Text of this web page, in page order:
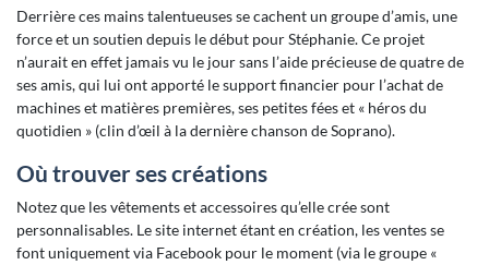
Derrière ces mains talentueuses se cachent un groupe d’amis, une
force et un soutien depuis le début pour Stéphanie. Ce projet
n’aurait en effet jamais vu le jour sans l’aide précieuse de quatre de
ses amis, qui lui ont apporté le support financier pour l’achat de
machines et matières premières, ses petites fées et « héros du
quotidien » (clin d’œil à la dernière chanson de Soprano).
Où trouver ses créations
Notez que les vêtements et accessoires qu’elle crée sont
personnalisables. Le site internet étant en création, les ventes se
font uniquement via Facebook pour le moment (via le groupe «